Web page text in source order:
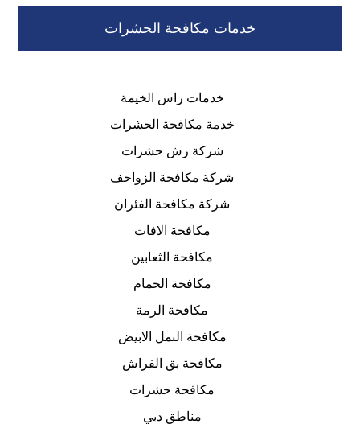
خدمات مكافحة الحشرات
خدمات راس الخيمة
خدمة مكافحة الحشرات
شركة رش حشرات
شركة مكافحة الزواحف
شركة مكافحة الفئران
مكافحة الافات
مكافحة الثعابين
مكافحة الحمام
مكافحة الرمة
مكافحة النمل الابيض
مكافحة بق الفراش
مكافحة حشرات
مناطق دبي